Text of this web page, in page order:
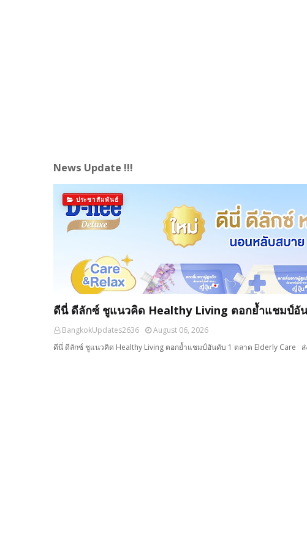
News Update !!!
ประชาสัมพันธ์
ดีนี่ ดีลักซ์ ชูแนวคิด Healthy Living ตอกย้ำแชมป์อั
BangkokUpdates2636
August 06, 2026
ดีนี่ ดีลักซ์ ชูแนวคิด Healthy Living ตอกย้ำแชมป์อันดับ 1 ตลาด Elderly Care ส่